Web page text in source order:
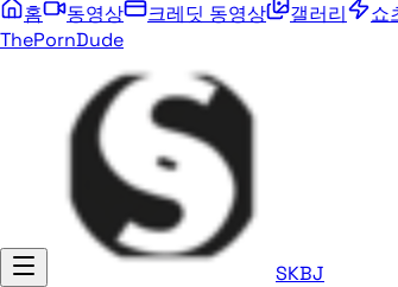
홈
동영상 크레딧 동영상 갤러리 쇼
ThePornDude
SKBJ